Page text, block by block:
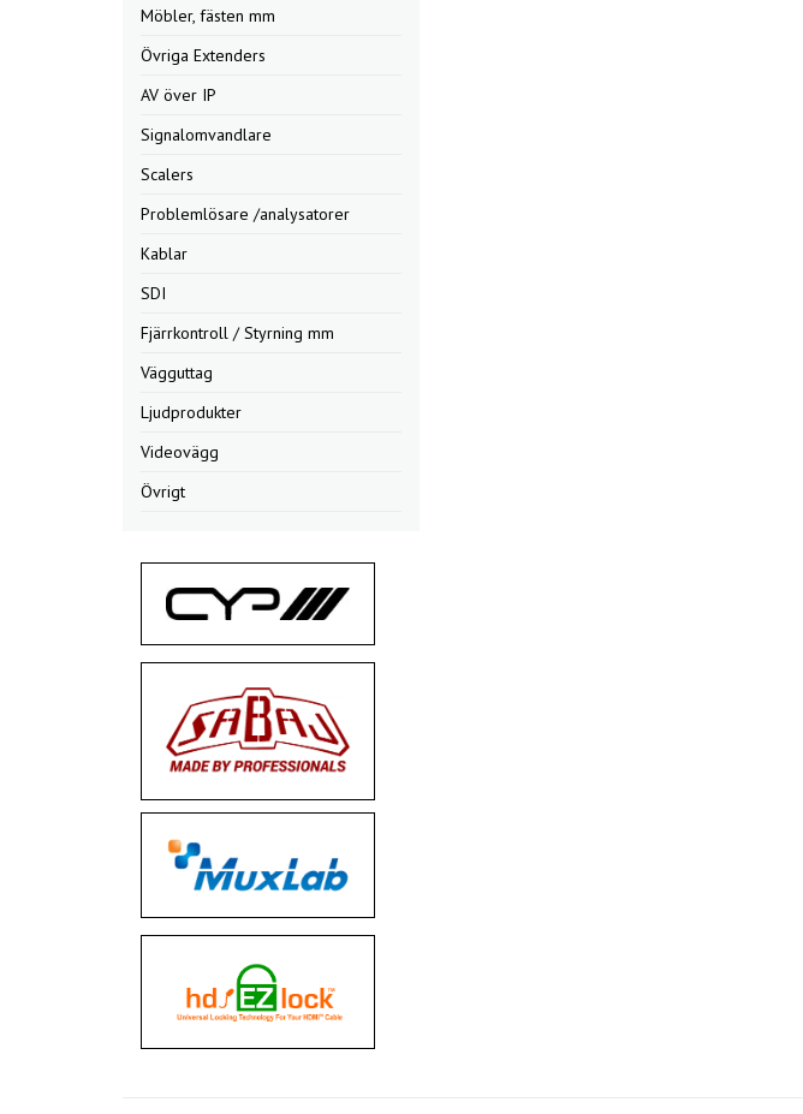
Möbler, fästen mm
Övriga Extenders
AV över IP
Signalomvandlare
Scalers
Problemlösare /analysatorer
Kablar
SDI
Fjärrkontroll / Styrning mm
Vägguttag
Ljudprodukter
Videovägg
Övrigt